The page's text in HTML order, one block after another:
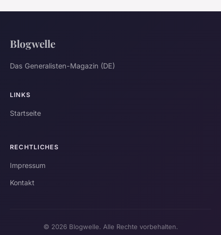
Blogwelle
Das Generalisten-Magazin (DE)
LINKS
Startseite
RECHTLICHES
Impressum
Kontakt
© 2026 Blogwelle. Alle Rechte vorbehalten.